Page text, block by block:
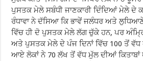
ਪੁਸਤਕ ਮੇਲੇ ਸਬੰਧੀ ਜਾਣਕਾਰੀ ਦਿੰਦਿਆਂ ਮੇਲੇ ਦੇ
ਰੰਧਾਵਾ ਨੇ ਦੱਸਿਆ ਕਿ ਭਾਵੇਂ ਜਲੰਧਰ ਅਤੇ
ਵਿੱਚ ਹੀ ਦੋ ਪੁਸਤਕ ਮੇਲੇ ਲੱਗ ਚੁੱਕੇ ਹਨ, ਪਰ
ਅਤੇ ਪੁਸਤਕ ਮੇਲੇ ਦੇ ਪੰਜ ਦਿਨਾਂ ਵਿੱਚ 100 ਤੋਂ ਵੱਧ
ਆਏ ਲੋਕਾਂ ਨੇ 70 ਲੱਖ ਤੋਂ ਵੱਧ ਮੁੱਲ ਦੀਆਂ